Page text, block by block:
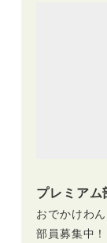
プレミアム
おでかけわ
部員募集中！